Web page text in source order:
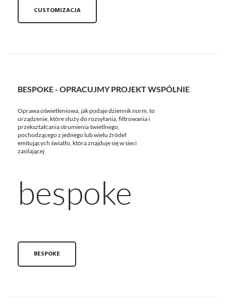
CUSTOMIZACJA
BESPOKE - OPRACUJMY PROJEKT WSPÓLNIE
Oprawa oświetleniowa, jak podaje dziennik norm, to
urządzenie, które służy do rozsyłania, filtrowania i
przekształcania strumienia świetlnego,
pochodzącego z jednego lub wielu źródeł
emitujących światło, która znajduje się w sieci
zasilającej
bespoke
BESPOKE